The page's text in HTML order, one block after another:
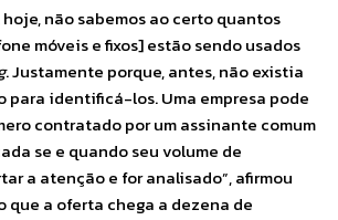
não sabemos ao certo quantos
móveis e fixos] estão sendo usados
. Justamente porque, antes, não existia
para identificá-los. Uma empresa pode
contratado por um assinante comum
se e quando seu volume de
a atenção e for analisado”, afirmou
que a oferta chega a dezena de